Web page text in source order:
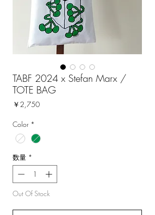
TABF 2024 x Stefan Marx /
TOTE BAG
￥2,750価
Color *
数量 *
Out Of Stock